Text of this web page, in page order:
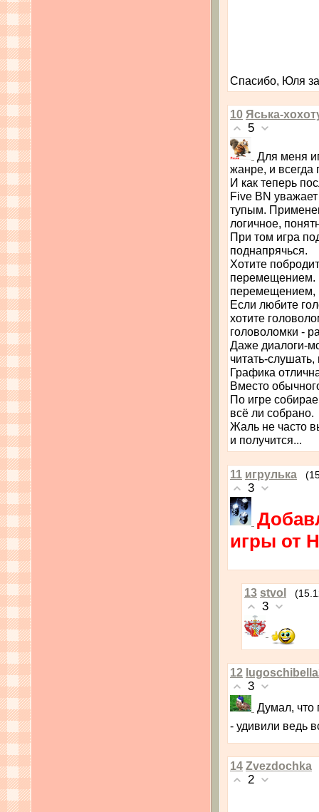
Спасибо, Юля
10 Яська-
5
Для меня
жанре, и всегда
И как теперь
Five BN
тупым.
логичное,
При том игра
поднапрячься.
Хотите
перемещением.
перемещением,
Если любите
хотите
головоломки -
Даже диалоги-
читать-
Графика
Вместо
По игре
всё ли собрано.
Жаль не часто
и получится...
11 игрулька
3
игры от
13 stvol
3
12
3
Думал, что
- удивили ведь
14 Zvezdochka
2